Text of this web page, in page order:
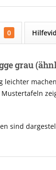
0
grau
leichter
sind